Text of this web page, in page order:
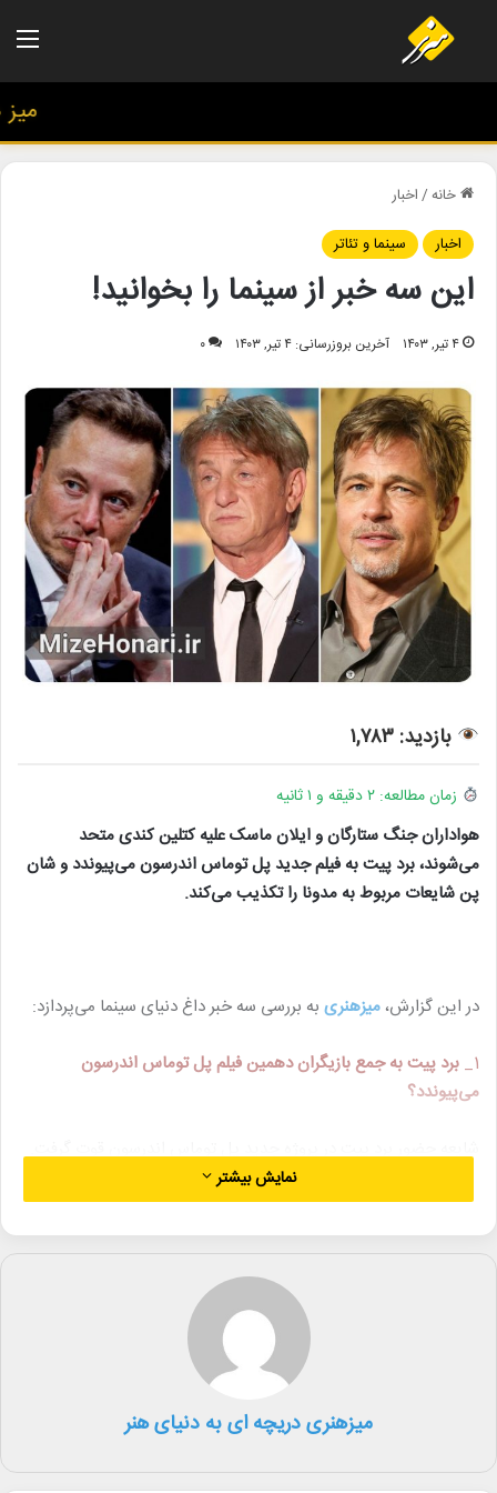
میز
خانه/اخبار
اخبار
سینما و تئاتر
این سه خبر از سینما را بخوانید!
۴ تیر, ۱۴۰۳ آخرین بروزرسانی: ۴ تیر, ۱۴۰۳ ۰
بازدید: ۱,۷۸۳
زمان مطالعه: ۲ دقیقه و ۱ ثانیه
هواداران جنگ ستارگان و ایلان ماسک علیه کتلین کندی متحد
می‌شوند، برد پیت به فیلم جدید پل توماس اندرسون می‌پیوندد و شان
پن شایعات مربوط به مدونا را تکذیب می‌کند.
در این گزارش،میزهنری به بررسی سه خبر داغ دنیای سینما می‌پردازد:
1_ برد پیت به جمع بازیگران دهمین فیلم پل توماس اندرسون
می‌پیوندد؟
شایعه حضور برد پیت در پروژه جدید پل توماس اندرسون قوت گرفت.
طبق گزارش‌های منتشر شده، برد پیت به جمع بازیگران دهمین فیلم پل
توماس اندرسون، کارگردان مشهور، پیوسته است. این فیلم که با نام‌های
پرستاره ای دارد که شامل لئوناردو دی‌کاپریو، بنیسیو دل تورو، شان پن،
آلانا هایم، رجینا هال و تیانا تیلور می‌شود.
نمایش بیشتر
میزهنری دریچه ای به دنیای هنر